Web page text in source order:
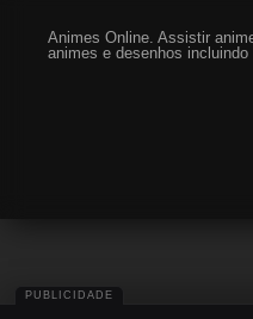
Animes Online. Assistir
animes e desenhos
PUBLICIDADE